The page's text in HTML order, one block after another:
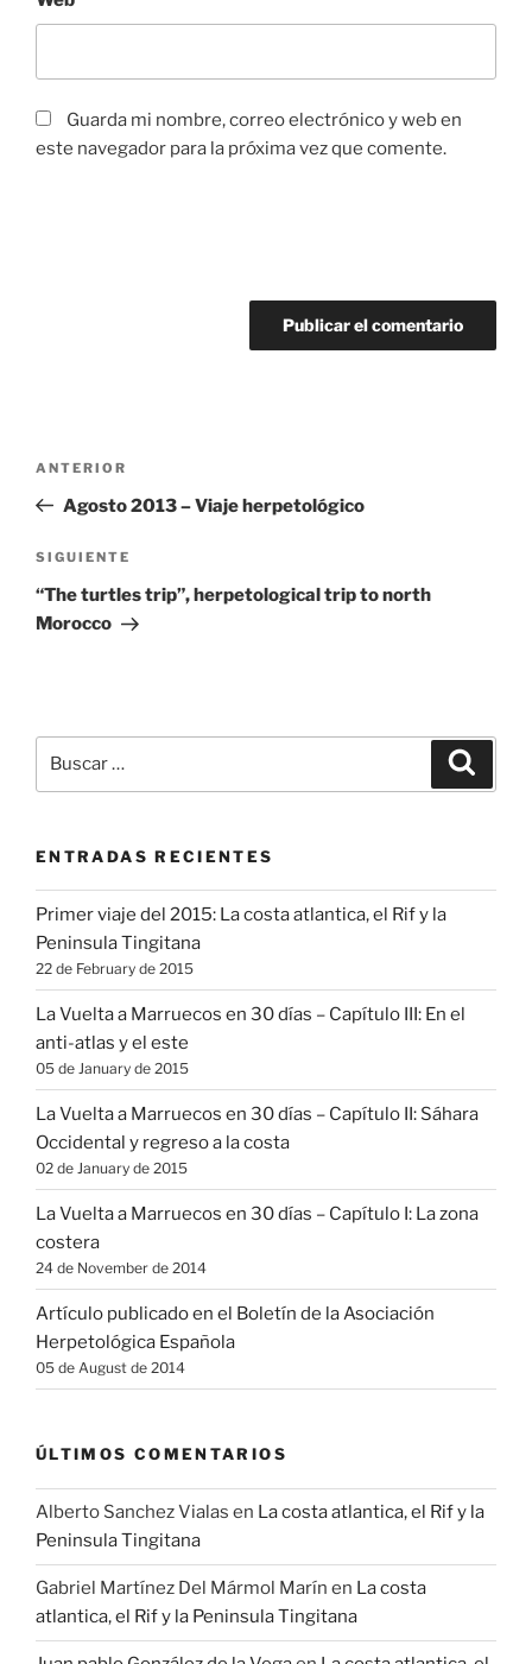
Guarda mi nombre, correo electrónico y web en
este navegador para la próxima vez que comente.
entradas
Entrada
anterior:
ANTERIOR
Agosto 2013 – Viaje herpetológico
Siguiente
entrada
SIGUIENTE
“The turtles trip”, herpetological trip to north
Morocco
por:
ENTRADAS RECIENTES
Primer viaje del 2015: La costa atlantica, el Rif y la
Peninsula Tingitana
22 de February de 2015
La Vuelta a Marruecos en 30 días – Capítulo III: En el
anti-atlas y el este
05 de January de 2015
La Vuelta a Marruecos en 30 días – Capítulo II: Sáhara
Occidental y regreso a la costa
02 de January de 2015
La Vuelta a Marruecos en 30 días – Capítulo I: La zona
costera
24 de November de 2014
Artículo publicado en el Boletín de la Asociación
Herpetológica Española
05 de August de 2014
ÚLTIMOS COMENTARIOS
Alberto Sanchez Vialas en La costa atlantica, el Rif y la
Peninsula Tingitana
Gabriel Martínez Del Mármol Marín en La costa
atlantica, el Rif y la Peninsula Tingitana